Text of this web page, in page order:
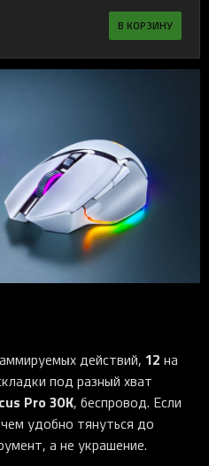
В КОРЗИНУ
действий, 12 на
под разный хват
Pro 30K, беспровод. Если
удобно тянуться до
а не украшение.